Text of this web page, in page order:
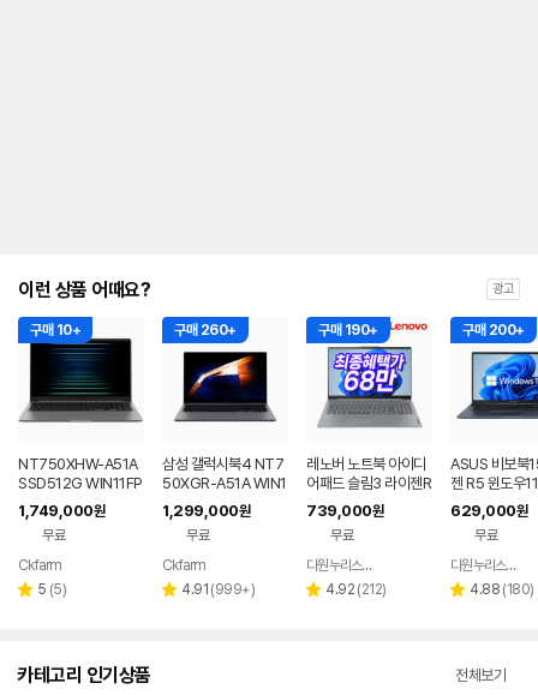
이런 상품 어때요? 광고
구매 10+
NT750XHW-A51A
SSD512G WIN11FP
P(버젼UP설치) 삼성
전자 갤럭시북5 노트
1,749,000원
무료
Ckfarm
별 5 리
(5)
구매 260+
삼성 갤럭시북4 NT7
50XGR-A51A WIN1
1 FPP(버젼UP설치)
업무용 학생용 사무용
노트북 문스톤그레이
1,299,000원
무료
페이
Ckfarm
별 4.91 리
(999+)
구매 190+
레노버 노트북 아이디
어패드 슬림3 라이젠R
5 8GB 256GB 윈도
우11
739,000원
무료
페이
다원누리스토어
별 4.92 리
(212)
구매 200+
ASUS 비보북
젠 R5 윈도우
근무 싼 노트북
629,000원
무료
다원누리스토어
별 4.88 리
(180)
카테고리 인기상품 전체보기